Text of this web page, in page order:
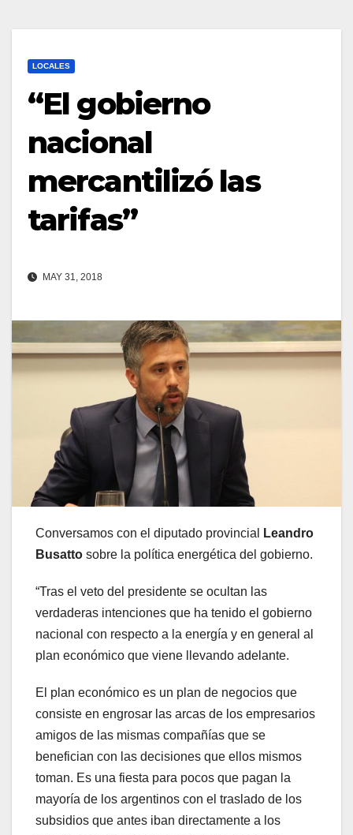
LOCALES
“El gobierno
nacional
mercantilizó las
tarifas”
MAY 31, 2018
Conversamos con el diputado provincial
Leandro
Busatto sobre la política energética del gobierno.
“Tras el veto del presidente se ocultan las
verdaderas intenciones que ha tenido el gobierno
nacional con respecto a la energía y en general al
plan económico que viene llevando adelante.
El plan económico es un plan de negocios que
consiste en engrosar las arcas de los empresarios
amigos de las mismas compañías que se
benefician con las decisiones que ellos mismos
toman. Es una fiesta para pocos que pagan la
mayoría de los argentinos con el traslado de los
subsidios que antes iban directamente a los